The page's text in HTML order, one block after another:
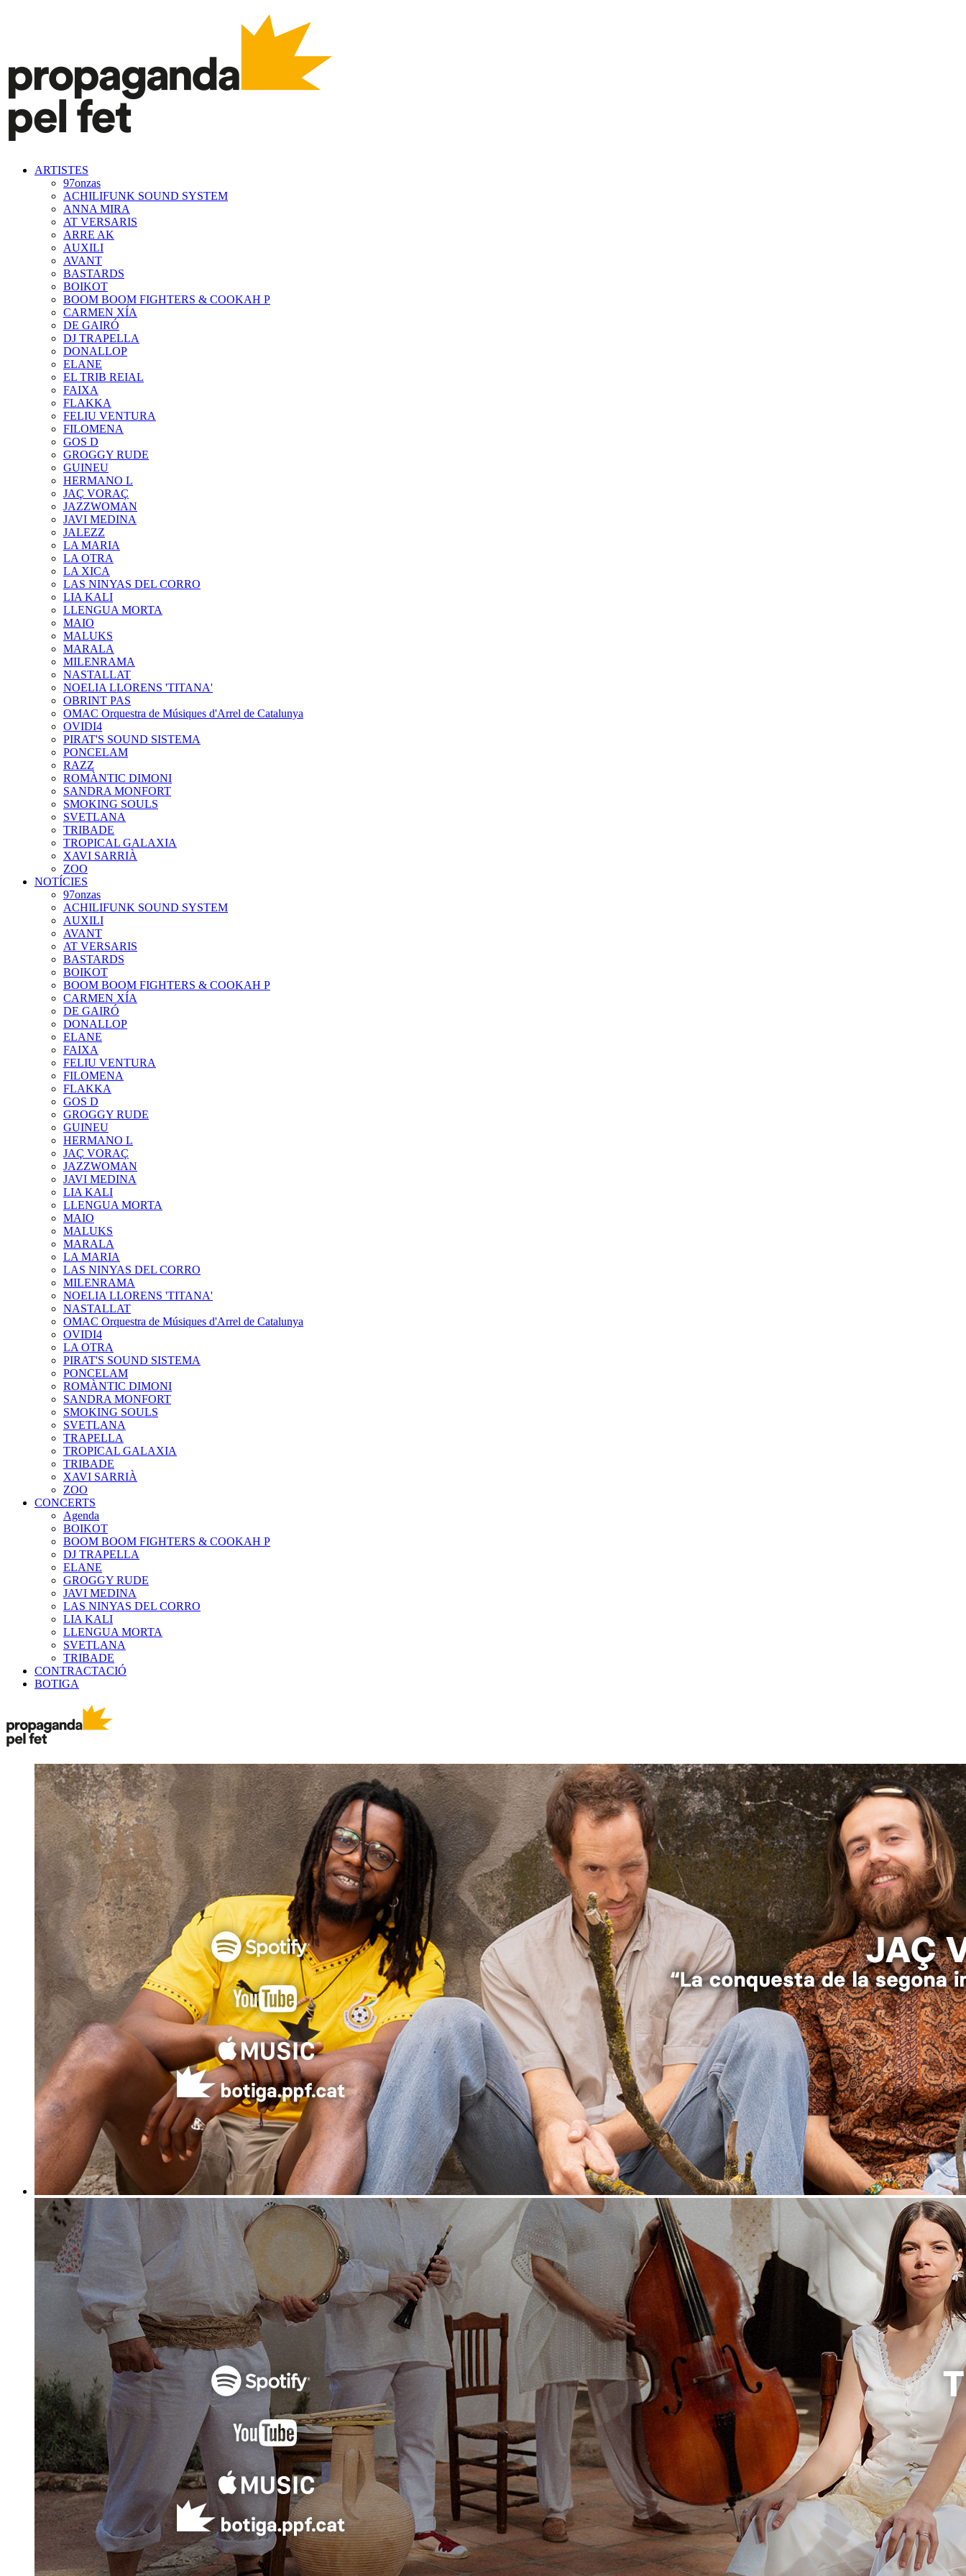
ARTISTES
97onzas
ACHILIFUNK SOUND SYSTEM
ANNA MIRA
AT VERSARIS
ARRE AK
AUXILI
AVANT
BASTARDS
BOIKOT
BOOM BOOM FIGHTERS & COOKAH P
CARMEN XÍA
DE GAIRÓ
DJ TRAPELLA
DONALLOP
ELANE
EL TRIB REIAL
FAIXA
FLAKKA
FELIU VENTURA
FILOMENA
GOS D
GROGGY RUDE
GUINEU
HERMANO L
JAÇ VORAÇ
JAZZWOMAN
JAVI MEDINA
JALEZZ
LA MARIA
LA OTRA
LA XICA
LAS NINYAS DEL CORRO
LIA KALI
LLENGUA MORTA
MAIO
MALUKS
MARALA
MILENRAMA
NASTALLAT
NOELIA LLORENS 'TITANA'
OBRINT PAS
OMAC Orquestra de Músiques d'Arrel de Catalunya
OVIDI4
PIRAT'S SOUND SISTEMA
PONCELAM
RAZZ
ROMÀNTIC DIMONI
SANDRA MONFORT
SMOKING SOULS
SVETLANA
TRIBADE
TROPICAL GALAXIA
XAVI SARRIÀ
ZOO
NOTÍCIES
97onzas
ACHILIFUNK SOUND SYSTEM
AUXILI
AVANT
AT VERSARIS
BASTARDS
BOIKOT
BOOM BOOM FIGHTERS & COOKAH P
CARMEN XÍA
DE GAIRÓ
DONALLOP
ELANE
FAIXA
FELIU VENTURA
FILOMENA
FLAKKA
GOS D
GROGGY RUDE
GUINEU
HERMANO L
JAÇ VORAÇ
JAZZWOMAN
JAVI MEDINA
LIA KALI
LLENGUA MORTA
MAIO
MALUKS
MARALA
LA MARIA
LAS NINYAS DEL CORRO
MILENRAMA
NOELIA LLORENS 'TITANA'
NASTALLAT
OMAC Orquestra de Músiques d'Arrel de Catalunya
OVIDI4
LA OTRA
PIRAT'S SOUND SISTEMA
PONCELAM
ROMÀNTIC DIMONI
SANDRA MONFORT
SMOKING SOULS
SVETLANA
TRAPELLA
TROPICAL GALAXIA
TRIBADE
XAVI SARRIÀ
ZOO
CONCERTS
Agenda
BOIKOT
BOOM BOOM FIGHTERS & COOKAH P
DJ TRAPELLA
ELANE
GROGGY RUDE
JAVI MEDINA
LAS NINYAS DEL CORRO
LIA KALI
LLENGUA MORTA
SVETLANA
TRIBADE
CONTRACTACIÓ
BOTIGA